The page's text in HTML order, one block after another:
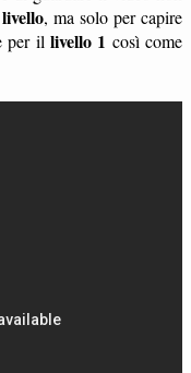
livello, ma solo per capire
per il livello 1 così come